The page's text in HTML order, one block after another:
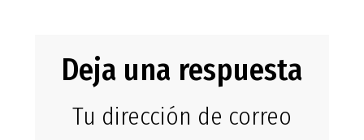
Deja una respuesta
Tu dirección de correo